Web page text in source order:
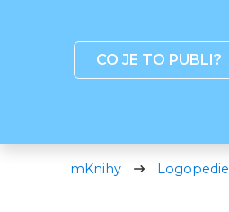
CO JE TO PUBLI?
mKnihy Logopedie